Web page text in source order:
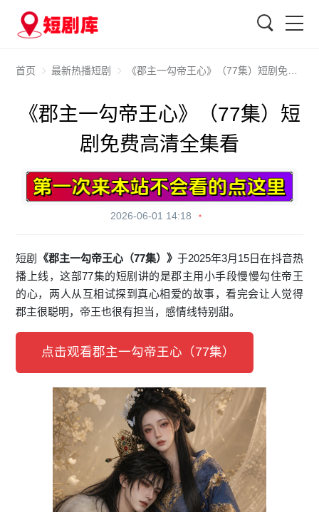
首页 最新热播短剧 《郡主一勾帝王心》（77集）短剧免费高清全集看
《郡主一勾帝王心》（77集）短
剧免费高清全集看
2026-06-01 14:18
短剧 《郡主一勾帝王心（77集）》于2025年3月15日在抖音热
播上线，这部77集的短剧讲的是郡主用小手段慢慢勾住帝王
的心，两人从互相试探到真心相爱的故事，看完会让人觉得
郡主很聪明，帝王也很有担当，感情线特别甜。
点击观看郡主一勾帝王心（77集）